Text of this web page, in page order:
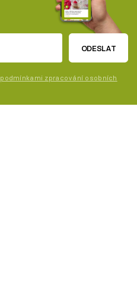
ODESLAT
podmínkami zpracování osobních